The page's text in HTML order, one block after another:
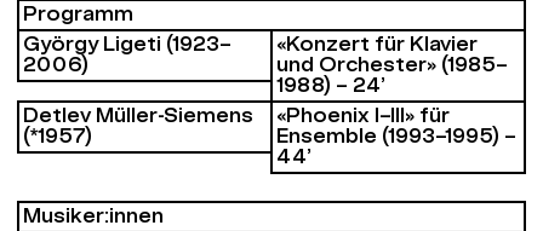
Programm
György Ligeti (1923–
2006)
«Konzert für Klavier
und Orchester» (1985–
1988) – 24’
Detlev Müller-Siemens
(*1957)
«Phoenix I–III» für
Ensemble (1993–1995) –
44’
Musiker:innen